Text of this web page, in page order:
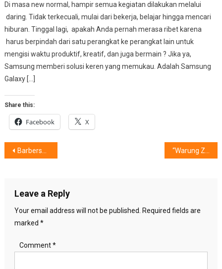
Di masa new normal, hampir semua kegiatan dilakukan melalui
daring. Tidak terkecuali, mulai dari bekerja, belajar hingga mencari
hiburan. Tinggal lagi, apakah Anda pernah merasa ribet karena
harus berpindah dari satu perangkat ke perangkat lain untuk
mengisi waktu produktif, kreatif, dan juga bermain ? Jika ya,
Samsung memberi solusi keren yang memukau. Adalah Samsung
Galaxy […]
Share this:
Facebook X
Post
Barbershop, Bisnis Yang Makin Berkembang “Warung Zaman Now”: Transformasi Dari Inkowapi
Leave a Reply
Your email address will not be published. Required fields are
marked *
Comment*